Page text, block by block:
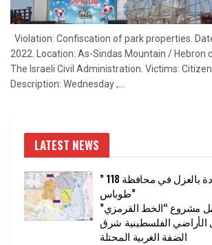
Violation: Confiscation of park properties.
2022. Location: As-Sindas Mountain / Hebron
The Israeli Civil Administration. Victims:
Description: Wednesday ,...
LATEST NEWS
” 118 ألف دونم مهددة بالعزل في محافظة
طوباس”
مشروع “الخط القرمزي”
الفلسطينية شرق
الضفة الغربية المحتلة